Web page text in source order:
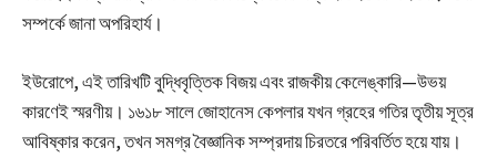
সম্পর্কে জানা অপরিহার্য।
ইউরোপে, এই তারিখটি বুদ্ধিবৃত্তিক বিজয় এবং রাজকীয় কেলেঙ্কারি—উভয়
কারণেই স্মরণীয়। ১৬১৮ সালে জোহানেস কেপলার যখন গ্রহের গতির তৃতীয় সূত্র
আবিষ্কার করেন, তখন সমগ্র বৈজ্ঞানিক সম্প্রদায় চিরতরে পরিবর্তিত হয়ে যায়।